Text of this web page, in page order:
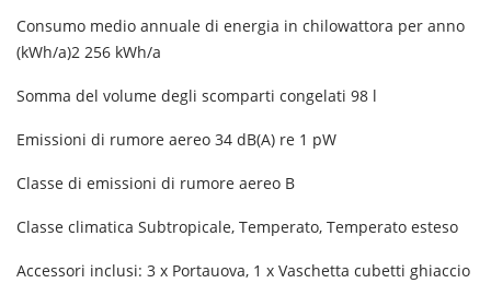
Consumo medio annuale di energia in chilowattora per anno
(kWh/a)2 256 kWh/a
Somma del volume degli scomparti congelati 98 l
Emissioni di rumore aereo 34 dB(A) re 1 pW
Classe di emissioni di rumore aereo B
Classe climatica Subtropicale, Temperato, Temperato esteso
Accessori inclusi: 3 x Portauova, 1 x Vaschetta cubetti ghiaccio